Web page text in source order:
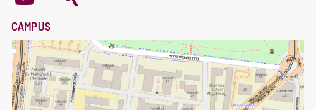
CAMPUS